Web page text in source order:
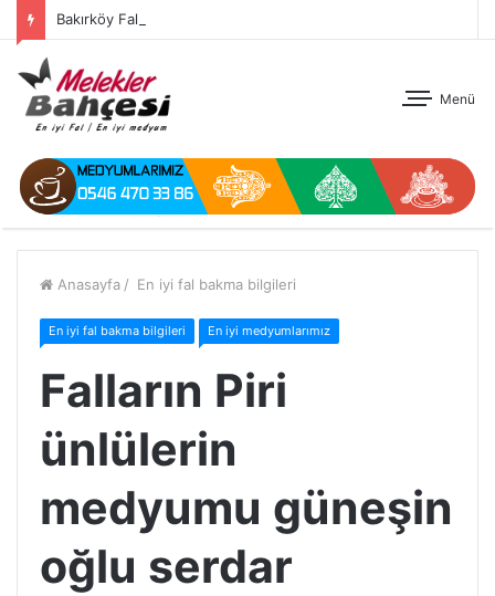
Bakırköy Fal
Menü
Anasayfa / En iyi fal bakma bilgileri
En iyi fal bakma bilgileri En iyi medyumlarımız
Falların Piri
ünlülerin
medyumu güneşin
oğlu serdar